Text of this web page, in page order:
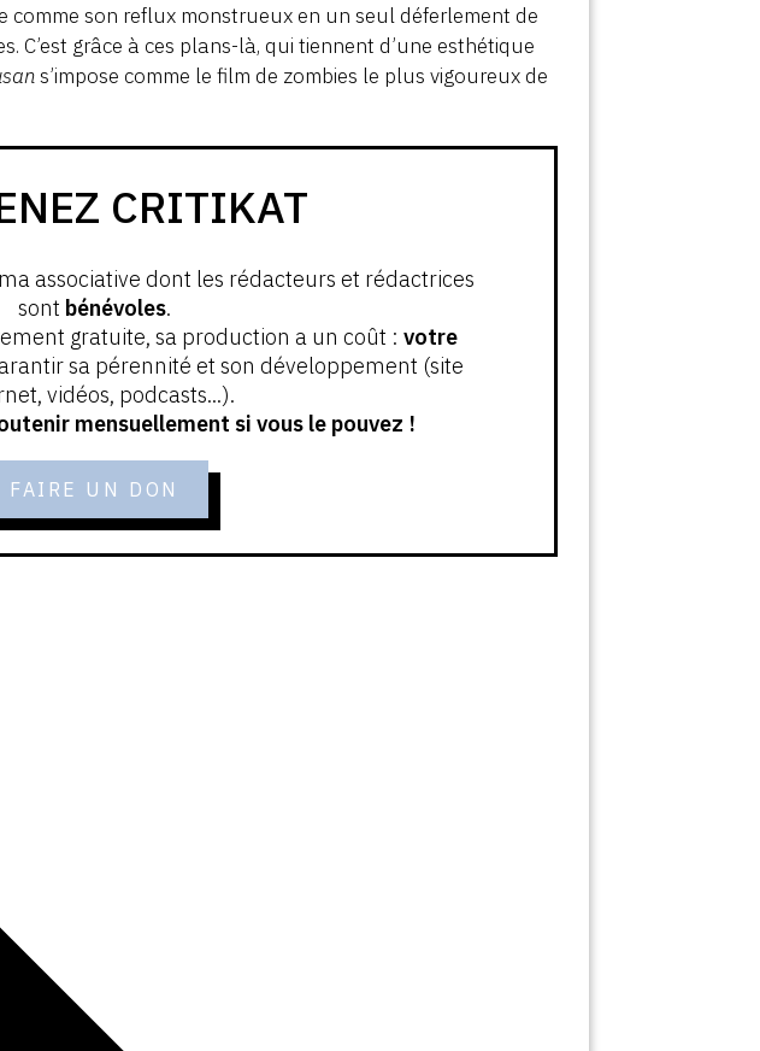
son reflux monstrueux en un seul déferlement de
C’est grâce à ces plans-là, qui tiennent d’une esthétique
s’impose comme le film de zombies le plus vigoureux de
CRITIKAT
associative dont les rédacteurs et rédactrices
sont bénévoles.
gratuite, sa production a un coût : votre
sa pérennité et son développement (site
vidéos, podcasts...).
mensuellement si vous le pouvez !
FAIRE UN DON